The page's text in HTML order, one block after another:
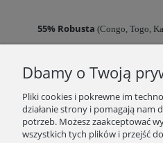
55% Robusta (Congo, Togo,
Dbamy o Twoją
Pliki cookies i pokrewne im
działanie strony i pomagają nam
potrzeb. Możesz zaakceptować
wszystkich tych plików i przejść